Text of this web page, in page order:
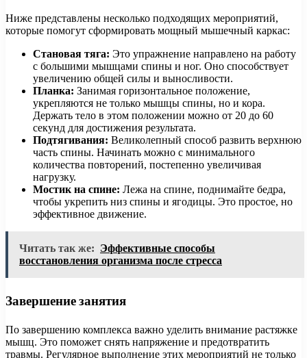
Ниже представлены несколько подходящих мероприятий,
которые помогут сформировать мощный мышечный каркас:
Становая тяга: Это упражнение направлено на работу
с большими мышцами спины и ног. Оно способствует
увеличению общей силы и выносливости.
Планка: Занимая горизонтальное положение,
укрепляются не только мышцы спины, но и кора.
Держать тело в этом положении можно от 20 до 60
секунд для достижения результата.
Подтягивания: Великолепный способ развить верхнюю
часть спины. Начинать можно с минимального
количества повторений, постепенно увеличивая
нагрузку.
Мостик на спине: Лежа на спине, поднимайте бедра,
чтобы укрепить низ спины и ягодицы. Это простое, но
эффективное движение.
Читать так же: Эффективные способы
восстановления организма после стресса
Завершение занятия
По завершению комплекса важно уделить внимание растяжке
мышц. Это поможет снять напряжение и предотвратить
травмы. Регулярное выполнение этих мероприятий не только